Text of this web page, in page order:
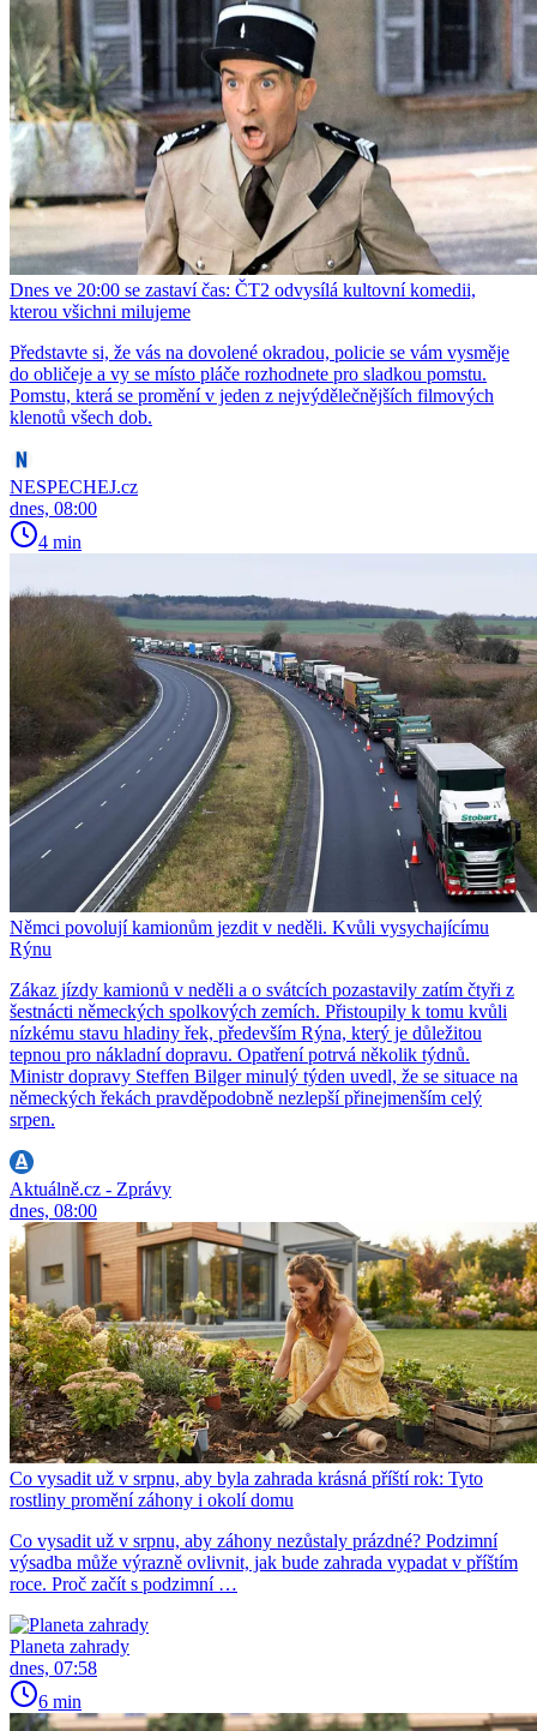
Dnes ve 20:00 se zastaví čas: ČT2 odvysílá kultovní komedii,
kterou všichni milujeme
Představte si, že vás na dovolené okradou, policie se vám vysměje
do obličeje a vy se místo pláče rozhodnete pro sladkou pomstu.
Pomstu, která se promění v jeden z nejvýdělečnějších filmových
klenotů všech dob.
NESPECHEJ.cz
dnes, 08:00
4 min
Němci povolují kamionům jezdit v neděli. Kvůli vysychajícímu
Rýnu
Zákaz jízdy kamionů v neděli a o svátcích pozastavily zatím čtyři z
šestnácti německých spolkových zemích. Přistoupily k tomu kvůli
nízkému stavu hladiny řek, především Rýna, který je důležitou
tepnou pro nákladní dopravu. Opatření potrvá několik týdnů.
Ministr dopravy Steffen Bilger minulý týden uvedl, že se situace na
německých řekách pravděpodobně nezlepší přinejmenším celý
srpen.
Aktuálně.cz - Zprávy
dnes, 08:00
Co vysadit už v srpnu, aby byla zahrada krásná příští rok: Tyto
rostliny promění záhony i okolí domu
Co vysadit už v srpnu, aby záhony nezůstaly prázdné? Podzimní
výsadba může výrazně ovlivnit, jak bude zahrada vypadat v příštím
roce. Proč začít s podzimní …
Planeta zahrady
dnes, 07:58
6 min